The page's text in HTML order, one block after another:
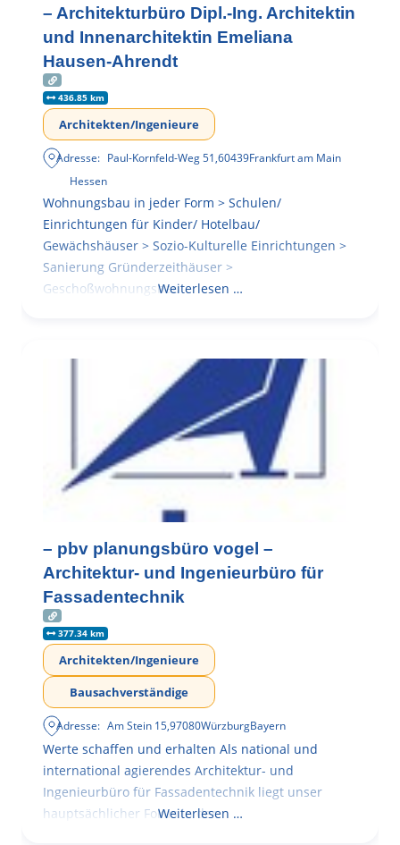
– Architekturbüro Dipl.-Ing. Architektin
und Innenarchitektin Emeliana
Hausen-Ahrendt
436.85 km
Architekten/Ingenieure
Adresse: Paul-Kornfeld-Weg 51,60439Frankfurt am Main
Hessen
Wohnungsbau in jeder Form > Schulen/
Einrichtungen für Kinder/ Hotelbau/
Gewächshäuser > Sozio-Kulturelle Einrichtungen >
Sanierung Gründerzeithäuser >
GeschoßwohnungsbauWeiterlesen …
– pbv planungsbüro vogel –
Architektur- und Ingenieurbüro für
Fassadentechnik
377.34 km
Architekten/Ingenieure
Bausachverständige
Adresse: Am Stein 15,97080WürzburgBayern
Werte schaffen und erhalten Als national und
international agierendes Architektur- und
Ingenieurbüro für Fassadentechnik liegt unser
hauptsächlicher Fokus in der
Weiterlesen …